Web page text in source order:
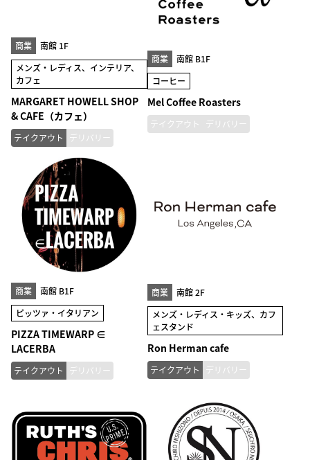
商業
南館 1F
メンズ・レディス、インテリア、
カフェ
MARGARET HOWELL SHOP
& CAFE（カフェ）
テイクアウト デリバリー
商業
南館 B1F
コーヒー
Mel Coffee Roasters
テイクアウト デリバリー
商業
南館 B1F
ピッツァ・イタリアン
PIZZA TIMEWARP ∈
LACERBA
テイクアウト デリバリー
商業
南館 2F
メンズ・レディス・キッズ、カフ
ェスタンド
Ron Herman cafe
テイクアウト デリバリー